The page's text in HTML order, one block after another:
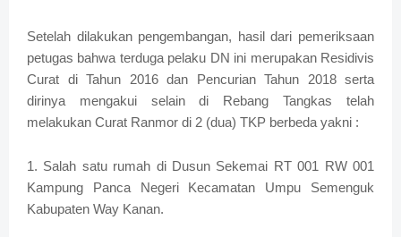
Setelah dilakukan pengembangan, hasil dari pemeriksaan
petugas bahwa terduga pelaku DN ini merupakan Residivis
Curat di Tahun 2016 dan Pencurian Tahun 2018 serta
dirinya mengakui selain di Rebang Tangkas telah
melakukan Curat Ranmor di 2 (dua) TKP berbeda yakni :
1. Salah satu rumah di Dusun Sekemai RT 001 RW 001
Kampung Panca Negeri Kecamatan Umpu Semenguk
Kabupaten Way Kanan.